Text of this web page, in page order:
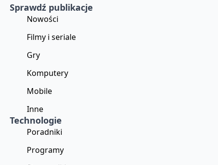
Sprawdź publikacje
Nowości
Filmy i seriale
Gry
Komputery
Mobile
Inne
Technologie
Poradniki
Programy